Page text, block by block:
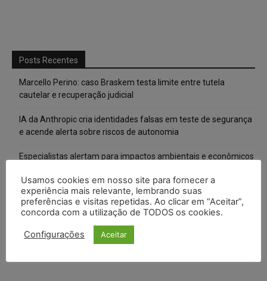
Posts Recentes
Marcello Perino: caso Braskem testa limite entre tutela
cautelar e recuperação judicial
IA da Anthropic cria identidades falsas em teste de segurança
e acende alerta sobre riscos de autonomia
Especialistas alertam para impactos ambientais e econômicos
TSE reforça que sistemas das urnas eletrônicas tornam-se
invioláveis após assinatura digital e lacração
STF inicia julgamento sobre constitucionalidade da proibição
dos jogos de azar no Brasil
Usamos cookies em nosso site para fornecer a
experiência mais relevante, lembrando suas
preferências e visitas repetidas. Ao clicar em “Aceitar”,
concorda com a utilização de TODOS os cookies.
Configurações Aceitar